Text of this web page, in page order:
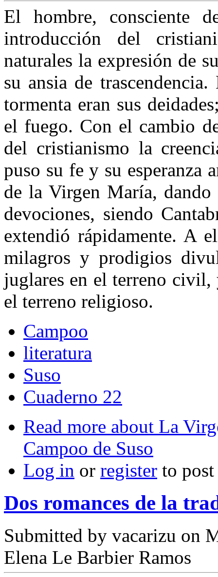
El hombre, consciente
introducción del
naturales la expresión de
su ansia de
tormenta eran sus
el fuego. Con el cambio
del cristianismo la
puso su fe y su esperanza
de la Virgen María, dando
devociones, siendo
extendió rápidamente. A
milagros y prodigios
juglares en el terreno civil,
el terreno religioso.
Campoo
literatura
Suso
Cuaderno 22
Read more about La
Campoo de Suso
Log in or register to
Dos romances de la
Submitted by vacarizu on
Elena Le Barbier Ramos